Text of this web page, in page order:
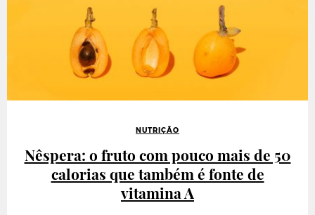
NUTRIÇÃO
Nêspera: o fruto com pouco mais de 50
calorias que também é fonte de
vitamina A